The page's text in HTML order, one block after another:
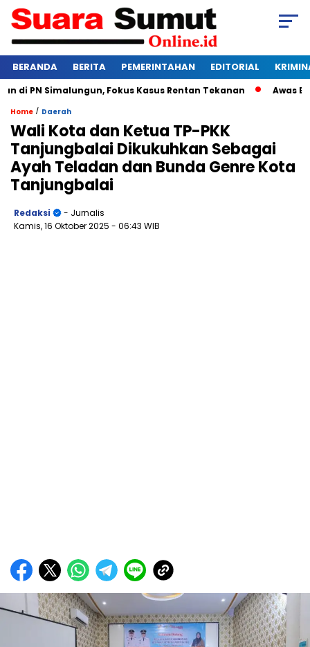
BERANDA BERITA PEMERINTAHAN EDITORIAL
Simalungun, Fokus Kasus Rentan Tekanan Awas
Home / Daerah
Wali Kota dan Ketua TP-PKK
Tanjungbalai Dikukuhkan Sebagai
Ayah Teladan dan Bunda Genre Kota
Tanjungbalai
Redaksi
- Jurnalis
Kamis, 16 Oktober 2025 - 06:43 WIB